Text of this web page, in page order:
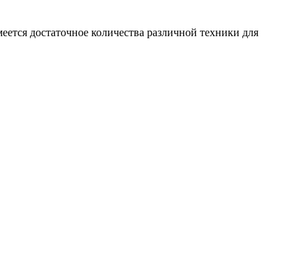
достаточное количества различной техники для